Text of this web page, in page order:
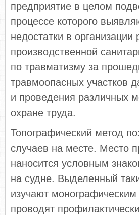
предприятие в целом
процессе которого
недос­татки в
производственной
по травматизму за
травмоопасных участков
и проведения различных
охране труда.
Топографический метод
случаев на месте. Ме­сто
наносится условным
на судне. Выделенный
изучают
проводят